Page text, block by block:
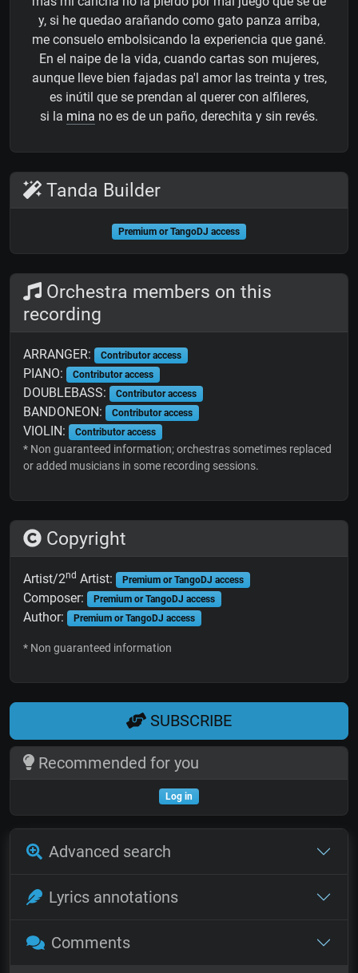
y, si he quedao arañando como gato panza arriba,
me consuelo embolsicando la experiencia que gané.
En el naipe de la vida, cuando cartas son mujeres,
aunque lleve bien fajadas pa'l amor las treinta y tres,
es inútil que se prendan al querer con alfileres,
si la mina no es de un paño, derechita y sin revés.
Tanda Builder
Premium or TangoDJ access
Orchestra members on this
recording
ARRANGER: Contributor access
PIANO: Contributor access
DOUBLEBASS: Contributor access
BANDONEON: Contributor access
VIOLIN: Contributor access
* Non guaranteed information; orchestras sometimes replaced
or added musicians in some recording sessions.
Copyright
Artist/2nd Artist: Premium or TangoDJ access
Composer: Premium or TangoDJ access
Author: Premium or TangoDJ access
* Non guaranteed information
SUBSCRIBE
Recommended for you
Log in
Advanced search
Lyrics annotations
Comments